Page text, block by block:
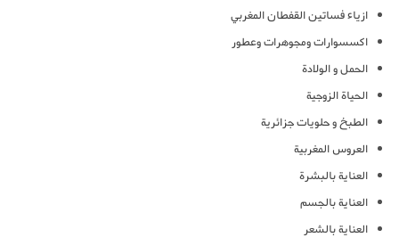
ازياء فساتين القفطان المغربي
اكسسوارات ومجوهرات وعطور
الحمل و الولادة
الحياة الزوجية
الطبخ و حلويات جزائرية
العروس المغربية
العناية بالبشرة
العناية بالجسم
العناية بالشعر